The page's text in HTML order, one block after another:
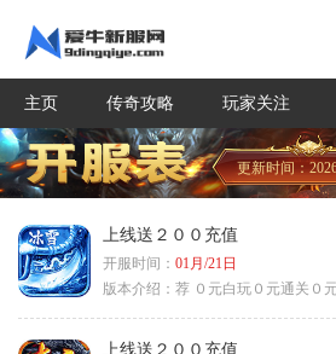
主页 传奇攻略 玩家关注
更新时间：
上线送２００充值
开服时间： 01月/21日
版本介绍： 荐 ０元白玩０元通关０
上线送２００充值